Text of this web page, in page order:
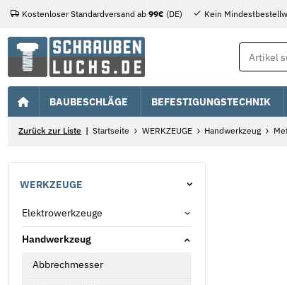
Kostenloser Standardversand ab 99€ (DE) Kein
BAUBESCHLÄGE BEFESTIGUNGSTECHNIK
Zurück zur Liste Startseite WERKZEUGE Handwerkzeug
WERKZEUGE
Elektrowerkzeuge
Handwerkzeug
Abbrechmesser